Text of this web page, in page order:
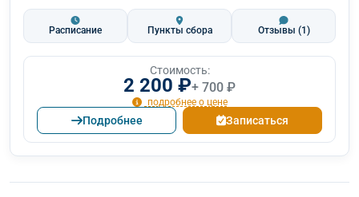
Расписание Пункты сбора Отзывы (1)
Стоимость:
2 200 ₽+ 700 ₽
подробнее о цене
Подробнее Записаться